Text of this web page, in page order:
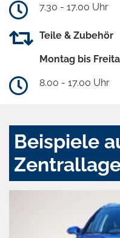
7.30 - 17.00 Uhr
Teile & Zubehör
Montag bis
8.00 - 17.00 Uhr
Beispiele